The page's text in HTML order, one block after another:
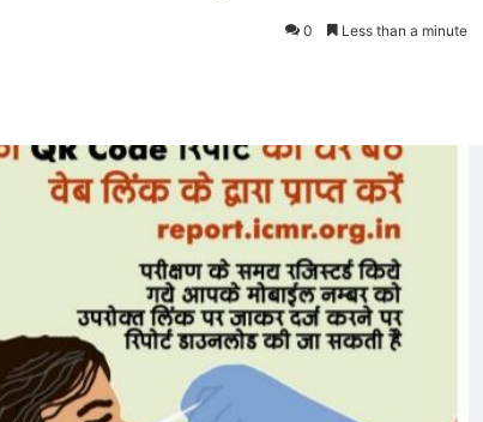
0 Less than a minute